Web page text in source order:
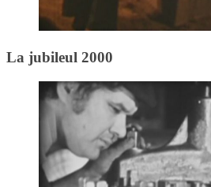
La jubileul 2000